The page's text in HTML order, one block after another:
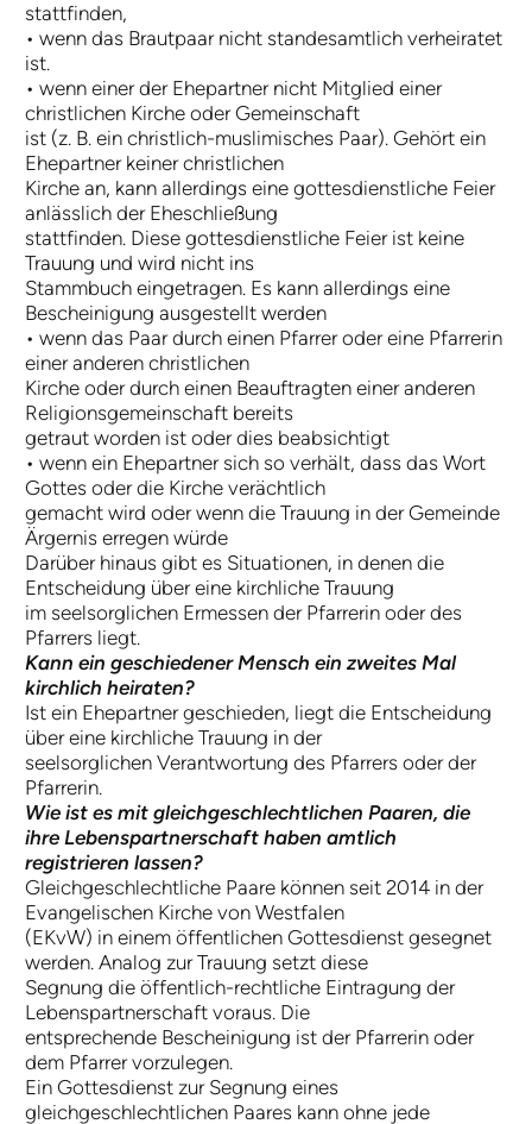
stattfinden,
• wenn das Brautpaar nicht standesamtlich verheiratet
ist.
• wenn einer der Ehepartner nicht Mitglied einer
christlichen Kirche oder Gemeinschaft
ist (z. B. ein christlich-muslimisches Paar). Gehört ein
Ehepartner keiner christlichen
Kirche an, kann allerdings eine gottesdienstliche Feier
anlässlich der Eheschließung
stattfinden. Diese gottesdienstliche Feier ist keine
Trauung und wird nicht ins
Stammbuch eingetragen. Es kann allerdings eine
Bescheinigung ausgestellt werden
• wenn das Paar durch einen Pfarrer oder eine Pfarrerin
einer anderen christlichen
Kirche oder durch einen Beauftragten einer anderen
Religionsgemeinschaft bereits
getraut worden ist oder dies beabsichtigt
• wenn ein Ehepartner sich so verhält, dass das Wort
Gottes oder die Kirche verächtlich
gemacht wird oder wenn die Trauung in der Gemeinde
Ärgernis erregen würde
Darüber hinaus gibt es Situationen, in denen die
Entscheidung über eine kirchliche Trauung
im seelsorglichen Ermessen der Pfarrerin oder des
Pfarrers liegt.
Kann ein geschiedener Mensch ein zweites Mal
kirchlich heiraten?
Ist ein Ehepartner geschieden, liegt die Entscheidung
über eine kirchliche Trauung in der
seelsorglichen Verantwortung des Pfarrers oder der
Pfarrerin.
Wie ist es mit gleichgeschlechtlichen Paaren, die
ihre Lebenspartnerschaft haben amtlich
registrieren lassen?
Gleichgeschlechtliche Paare können seit 2014 in der
Evangelischen Kirche von Westfalen
(EKvW) in einem öffentlichen Gottesdienst gesegnet
werden. Analog zur Trauung setzt diese
Segnung die öffentlich-rechtliche Eintragung der
Lebenspartnerschaft voraus. Die
entsprechende Bescheinigung ist der Pfarrerin oder
dem Pfarrer vorzulegen.
Ein Gottesdienst zur Segnung eines
gleichgeschlechtlichen Paares kann ohne jede